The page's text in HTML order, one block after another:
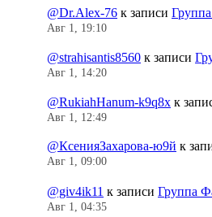
@Dr.Alex-76 к записи
Авг 1, 19:10
@strahisantis8560 к записи
Авг 1, 14:20
@RukiahHanum-k9q8x к
Авг 1, 12:49
@КсенияЗахарова-ю9й к
Авг 1, 09:00
@giv4ik11 к записи Группа
Авг 1, 04:35